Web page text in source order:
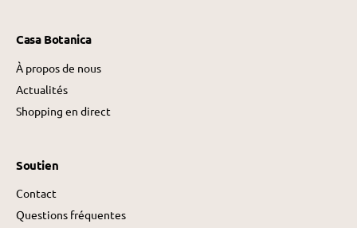
Casa Botanica
À propos de nous
Actualités
Shopping en direct
Soutien
Contact
Questions fréquentes